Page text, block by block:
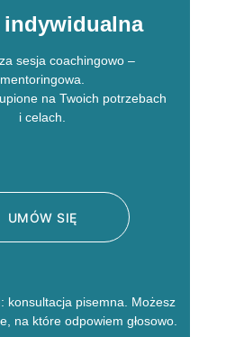
indywidualna
UMÓW SIĘ
sesja coachingowo –
mentoringowa.
na Twoich potrzebach
i celach.
: konsultacja pisemna. Możesz
na które odpowiem głosowo.